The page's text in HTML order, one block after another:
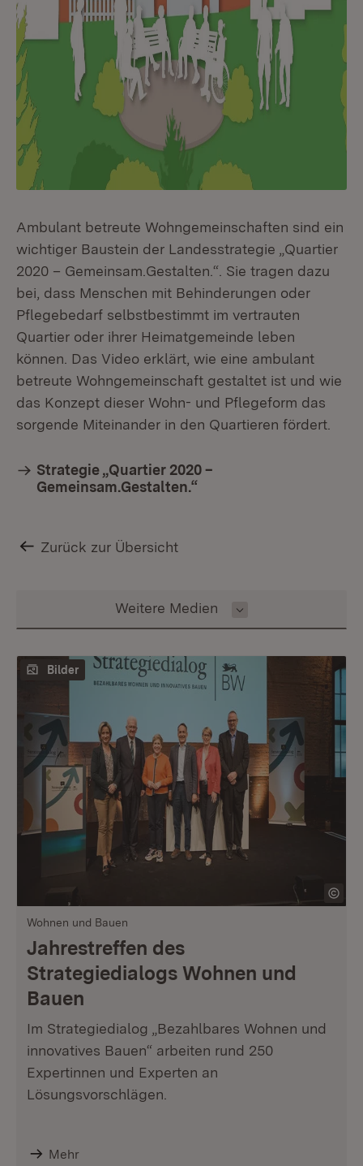
Ambulant betreute Wohngemeinschaften sind ein
wichtiger Baustein der Landesstrategie „Quartier
2020 – Gemeinsam.Gestalten.“. Sie tragen dazu
bei, dass Menschen mit Behinderungen oder
Pflegebedarf selbstbestimmt im vertrauten
Quartier oder ihrer Heimatgemeinde leben
können. Das Video erklärt, wie eine ambulant
betreute Wohngemeinschaft gestaltet ist und wie
das Konzept dieser Wohn- und Pflegeform das
sorgende Miteinander in den Quartieren fördert.
Strategie „Quartier 2020 –
Gemeinsam.Gestalten.“
Zurück zur Übersicht
Inhalt auswählen
Weitere Medien
Bilder
Wohnen und Bauen
Jahrestreffen des
Strategiedialogs Wohnen und
Bauen
Im Strategiedialog „Bezahlbares Wohnen und
innovatives Bauen“ arbeiten rund 250
Expertinnen und Experten an
Lösungsvorschlägen.
Mehr